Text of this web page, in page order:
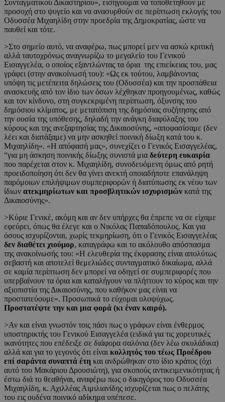
Συνταγματικού Δικαστηρίου», εισηγούμαι να τοποθετηθούν με
προσοχή στο ψυγείο και να ανασυρθούν σε περίπτωση εκλογής του
Οδυσσέα Μιχαηλίδη στην προεδρία της Δημοκρατίας, ώστε να
παυθεί και τότε.
>Στο σημείο αυτό, να αναφέρω, πως μπορεί μεν να ασκώ κριτική
αλλά ταυτοχρόνως αναγνωρίζω το μεγαλείο του Γενικού
Εισαγγελέα, ο οποίος εξαντλώντας τα όρια της επιείκειας του, μας
γράφει (στην ανακοίνωσή του): «Ως εκ τούτου, λαμβάνοντας
υπόψη τις μετέπειτα δηλώσεις του (Οδυσσέα) και την προσπάθεια
ανασκευής από τον ίδιο των όσων λέχθηκαν προηγουμένως, καθώς
και τον κίνδυνο, στη συγκεκριμένη περίπτωση, όξυνσης του
δημόσιου κλίματος, με μετατόπιση της δημόσιας συζήτησης από
την ουσία της υπόθεσης, δηλαδή την ανάγκη διαφύλαξης του
κύρους και της ανεξαρτησίας της Δικαιοσύνης, «αποφασίσαμε (δεν
λέει και διατάξαμε) να μην ασκηθεί ποινική δίωξη κατά του κ.
Μιχαηλίδη». «Η απόφασή μας», συνεχίζει ο Γενικός Εισαγγελέας,
“για μη άσκηση ποινικής δίωξης συνιστά μια δεύτερη ευκαιρία
που παρέχεται στον κ. Μιχαηλίδη, συνοδευόμενη όμως από ρητή
προειδοποίηση ότι δεν θα γίνει ανεκτή οποιαδήποτε επανάληψη
παρόμοιων επιλήψιμων συμπεριφορών ή διατύπωσης εκ νέου των
ίδιων ατεκμηρίωτων και προσβλητικών ισχυρισμών κατά της
Δικαιοσύνης».
>Κύριε Γενικέ, ακόμη και αν δεν υπήρχες θα έπρεπε να σε είχαμε
εφεύρει, όπως θα έλεγε και ο Νικόλας Παπαδόπουλος. Και για
όσους ισχυρίζονται, χωρίς τεκμηρίωση, ότι ο Γενικός Εισαγγελέας
δεν διαθέτει χιούμορ, καταγράφω και το ακόλουθο απόσπασμα
της ανακοίνωσής του: «Η ελευθερία της έκφρασης είναι απολύτως
σεβαστή και αποτελεί θεμελιώδες συνταγματικό δικαίωμα, αλλά
σε καμία περίπτωση δεν μπορεί να οδηγεί σε συμπεριφορές που
υπερβαίνουν τα όρια και καταλήγουν να πλήττουν το κύρος και την
αξιοπιστία της Δικαιοσύνης, που καθήκον μας είναι να
προστατεύουμε». Προσωπικά το εύχομαι ολοψύχως.
Προστατέψτε την και μια φορά (κι έναν καιρό).
>Αν και είναι γνωστόν τοις πάσι πως ο γράφων είναι ένθερμος
υποστηρικτής του Γενικού Εισαγγελέα (ειδικά για τις χορευτικές
ικανότητες που επέδειξε σε διάφορα σαλόνια (δεν λέω σκυλάδικα)
αλλά και για το γεγονός ότι είναι κολλητός του τέως Προέδρου
επί σαράντα συναπτά έτη και ανδρώθηκαν στο ίδιο κράτος (όχι
αυτό του Μακάριου Δρουσιώτη), για σκοπούς αντικειμενικότητας ή
έστω διά το θεαθήναι, αναφέρω πως ο δικηγόρος του Οδυσσέα
Μιχαηλίδη, κ. Αχιλλέας Αιμιλιανίδης ισχυρίζεται πως ο πελάτης
του εις ουδένα ποινικό αδίκημα υπέπεσε.